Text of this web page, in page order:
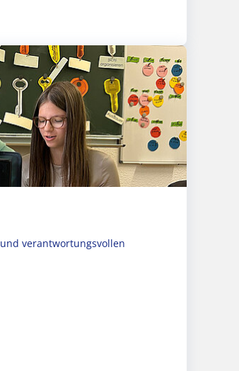
verantwortungsvollen